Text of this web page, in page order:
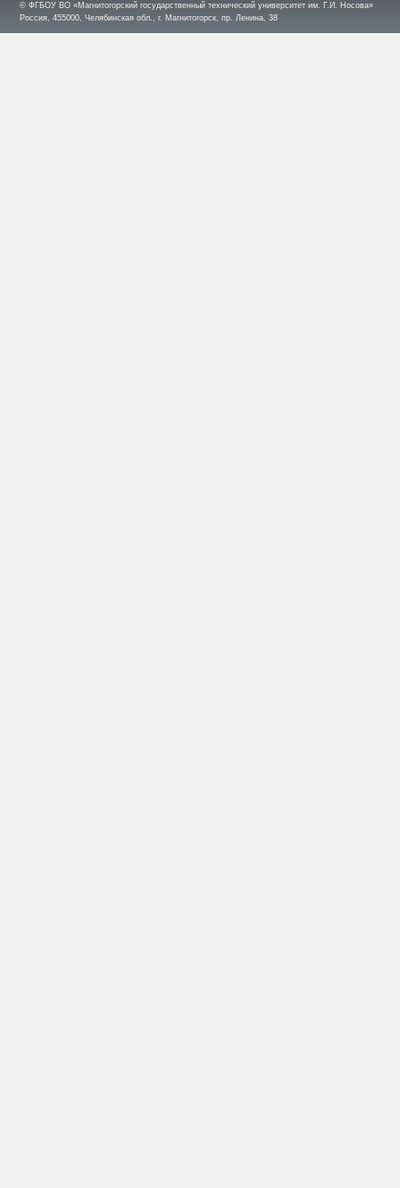
© ФГБОУ ВО «Магнитогорский государственный технический университет им. Г.И. Носова»
Россия, 455000, Челябинская обл., г. Магнитогорск, пр. Ленина, 38